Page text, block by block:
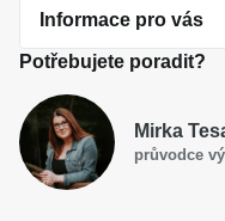
O perlách
Jak vybrat perlový šperk
Dárková inspirace
Smaltované a korálkové
Informace pro vás
Obchodní podmínky
Reklamační řád
Potřebujete poradit?
Mirka
průvodce